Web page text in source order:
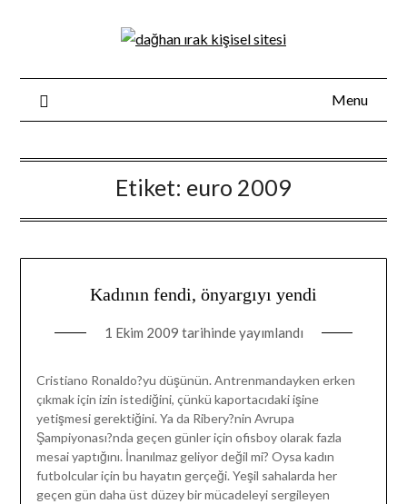
Menu
Etiket: euro 2009
Kadının fendi, önyargıyı yendi
1 Ekim 2009 tarihinde yayımlandı
Cristiano Ronaldo?yu düşünün. Antrenmandayken erken
çıkmak için izin istediğini, çünkü kaportacıdaki işine
yetişmesi gerektiğini. Ya da Ribery?nin Avrupa
Şampiyonası?nda geçen günler için ofisboy olarak fazla
mesai yaptığını. İnanılmaz geliyor değil mi? Oysa kadın
futbolcular için bu hayatın gerçeği. Yeşil sahalarda her
geçen gün daha üst düzey bir mücadeleyi sergileyen